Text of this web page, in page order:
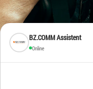
BZ.COMM Assistent
Online